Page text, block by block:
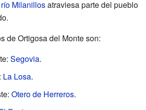
río Milanillosatraviesa parte del pueblo
de Ortigosa del Monte son:
Segovia.
La Losa.
Otero de Herreros.